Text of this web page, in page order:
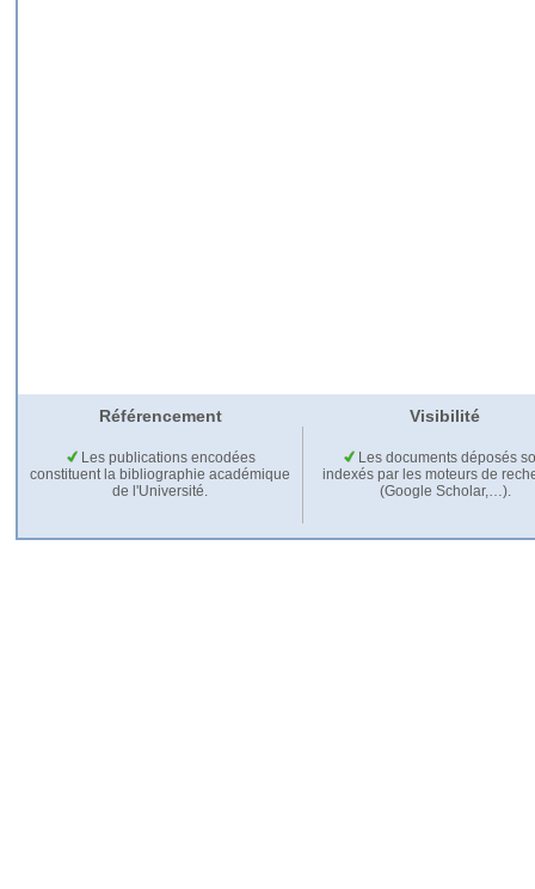
Référencement Visibilité
Les publications encodées
constituent la bibliographie académique
de l'Université.
Les documents déposés
indexés par les moteurs de
(Google Scholar,…).